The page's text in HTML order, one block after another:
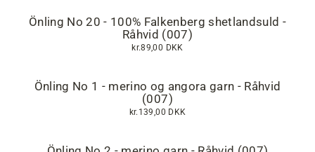
Önling No 20 - 100% Falkenberg shetlandsuld -
Råhvid (007)
kr.89,00 DKK
Önling No 1 - merino og angora garn - Råhvid
(007)
kr.139,00 DKK